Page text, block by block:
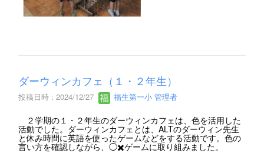
ダーウィンカフェ（１・２年生）
投稿日時 : 2024/12/27 福生第一小 管理者
２学期の１・２年生のダーウィンカフェは、色を活用した
活動でした。ダーウィンカフェとは、ALTのダーウィン先生
と休み時間に英語を使ったゲームなどをする活動です。色の
言い方を確認しながら、◯✖️ゲームに取り組みました。